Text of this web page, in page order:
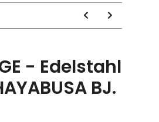
- Edelstahl
BJ.